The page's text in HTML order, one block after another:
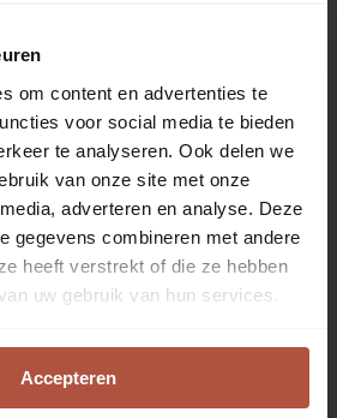
om content en advertenties te
voor social media te bieden
te analyseren. Ook delen we
van onze site met onze
adverteren en analyse. Deze
gegevens combineren met andere
heeft verstrekt of die ze hebben
uw gebruik van hun services.
Accepteren
80 jaar specialist in vloeren en
het beste advies en de beste
in één van de 28 winkels. Onze
staan voor je klaar!
eerste op de
hoogte zijn?